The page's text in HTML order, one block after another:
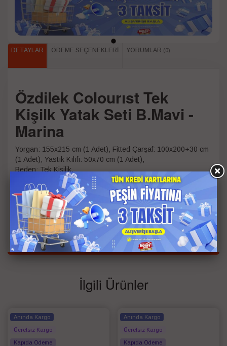
DETAYLAR ÖDEME SEÇENEKLERI YORUMLAR (0)
Özdilek Colourıst Tek
Kişilk Yatak Seti B.Mavi -
Marina
Yorgan: 155x215 cm (1 Adet), Fitted Çarşaf: 100x200+30 cm
(1 Adet), Yastık Kılıfı: 50x70 cm (1 Adet),
Beden: Tek Kişilik,
Ebat: 155x215 cm,
Kumaş/Materyal Tipi: %100 Pamuk
Kişi Bilgisi
Tek Kişilik
Renk
Buz Mavisi
İlgili Ürünler
Anında Kargo
Ücretsiz Kargo
Kapıda Ödeme
Anında Kargo
Ücretsiz Kargo
Kapıda Ödeme